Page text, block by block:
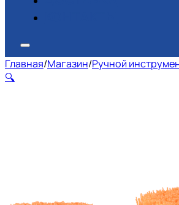
Главная/Магазин/Ручной
🔍